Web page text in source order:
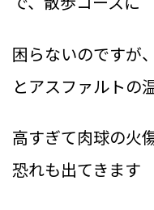
困らないのですが
とアスファルトの
高すぎて肉球の火
恐れも出てきます